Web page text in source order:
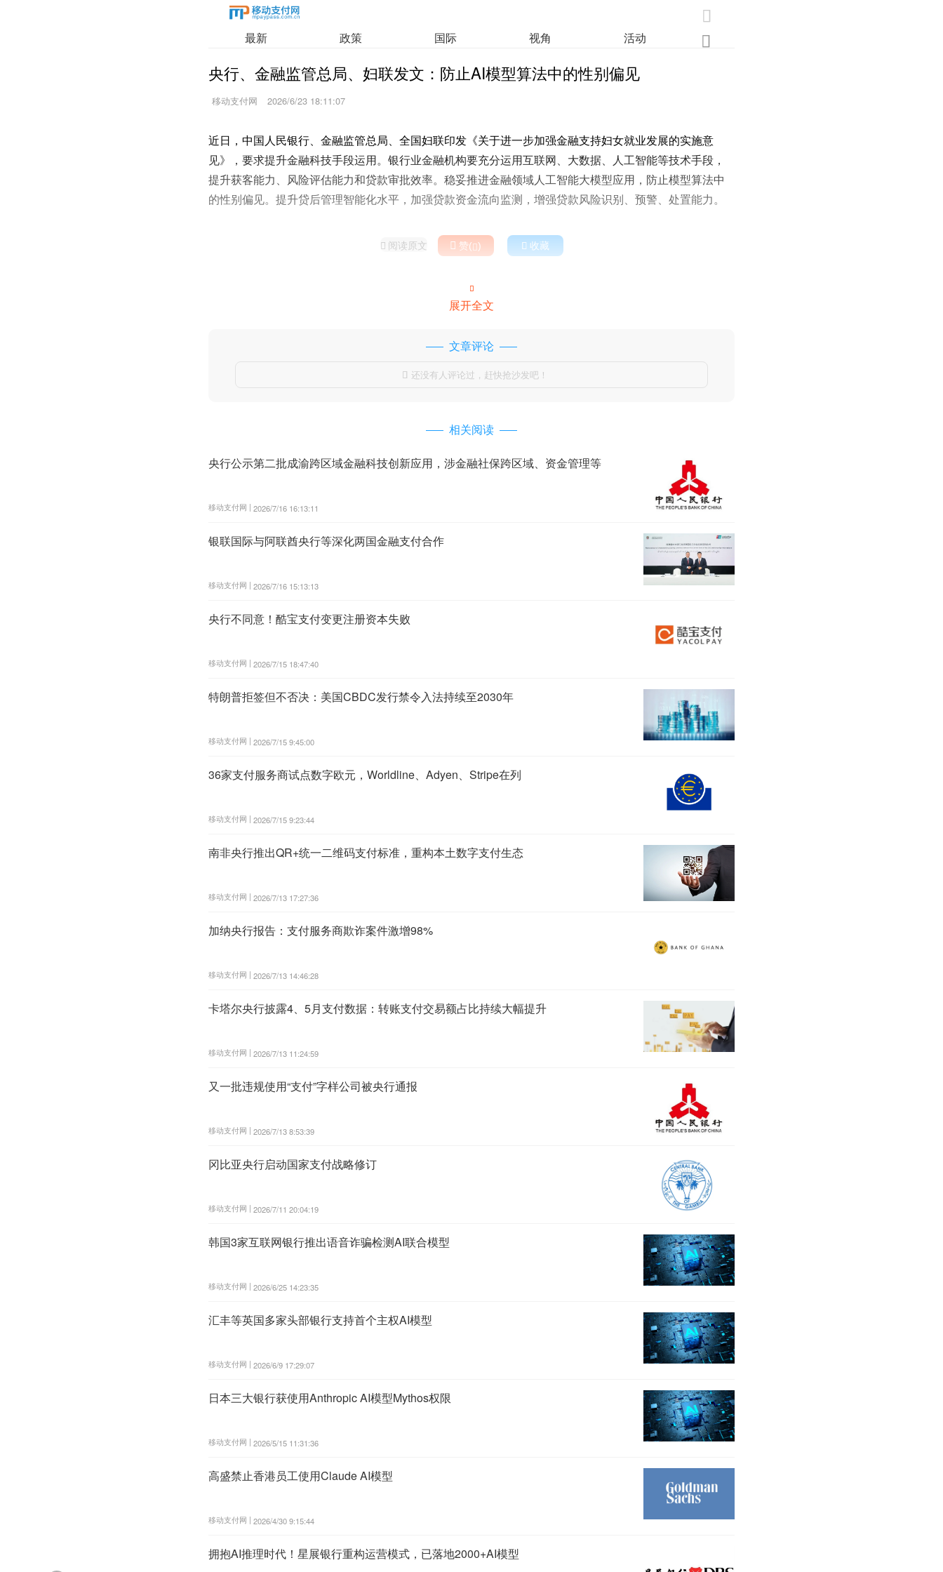

最新 政策 国际 视角 活动 
央行、金融监管总局、妇联发文：防止AI模型算法中的性别偏见
移动支付网 2026/6/23 18:11:07
近日，中国人民银行、金融监管总局、全国妇联印发《关于进一步加强金融支持妇女就业发展的实施意
见》，要求提升金融科技手段运用。银行业金融机构要充分运用互联网、大数据、人工智能等技术手段，
提升获客能力、风险评估能力和贷款审批效率。稳妥推进金融领域人工智能大模型应用，防止模型算法中
的性别偏见。提升贷后管理智能化水平，加强贷款资金流向监测，增强贷款风险识别、预警、处置能力。
 阅读原文  赞()  收藏

展开全文
文章评论
 还没有人评论过，赶快抢沙发吧！
相关阅读
央行公示第二批成渝跨区域金融科技创新应用，涉金融社保跨区域、资金管理等
移动支付网 | 2026/7/16 16:13:11
银联国际与阿联酋央行等深化两国金融支付合作
移动支付网 | 2026/7/16 15:13:13
央行不同意！酷宝支付变更注册资本失败
移动支付网 | 2026/7/15 18:47:40
特朗普拒签但不否决：美国CBDC发行禁令入法持续至2030年
移动支付网 | 2026/7/15 9:45:00
36家支付服务商试点数字欧元，Worldline、Adyen、Stripe在列
移动支付网 | 2026/7/15 9:23:44
南非央行推出QR+统一二维码支付标准，重构本土数字支付生态
移动支付网 | 2026/7/13 17:27:36
加纳央行报告：支付服务商欺诈案件激增98%
移动支付网 | 2026/7/13 14:46:28
卡塔尔央行披露4、5月支付数据：转账支付交易额占比持续大幅提升
移动支付网 | 2026/7/13 11:24:59
又一批违规使用“支付”字样公司被央行通报
移动支付网 | 2026/7/13 8:53:39
冈比亚央行启动国家支付战略修订
移动支付网 | 2026/7/11 20:04:19
韩国3家互联网银行推出语音诈骗检测AI联合模型
移动支付网 | 2026/6/25 14:23:35
汇丰等英国多家头部银行支持首个主权AI模型
移动支付网 | 2026/6/9 17:29:07
日本三大银行获使用Anthropic AI模型Mythos权限
移动支付网 | 2026/5/15 11:31:36
高盛禁止香港员工使用Claude AI模型
移动支付网 | 2026/4/30 9:15:44
拥抱AI推理时代！星展银行重构运营模式，已落地2000+AI模型